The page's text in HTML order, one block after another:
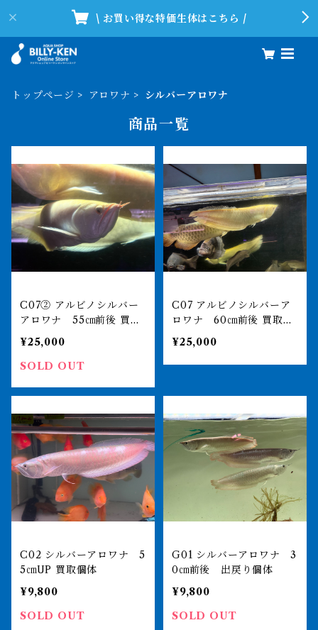
\ お買い得な特価生体はこちら /
トップページ アロワナ シルバーアロワナ
商品一覧
C07② アルビノシルバー
アロワナ 55㎝前後 買取
個体
¥25,000
SOLD OUT
C07 アルビノシルバーア
ロワナ 60㎝前後 買取個
体
¥25,000
C02 シルバーアロワナ 5
5㎝UP 買取個体
¥9,800
SOLD OUT
G01 シルバーアロワナ 3
0㎝前後 出戻り個体
¥9,800
SOLD OUT